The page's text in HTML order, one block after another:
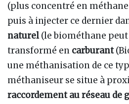
(plus concentré en
puis à injecter ce dernier
naturel(le biométhane peut
transformé en carburant
une méthanisation de ce
méthaniseur se situe à
raccordement au réseau de